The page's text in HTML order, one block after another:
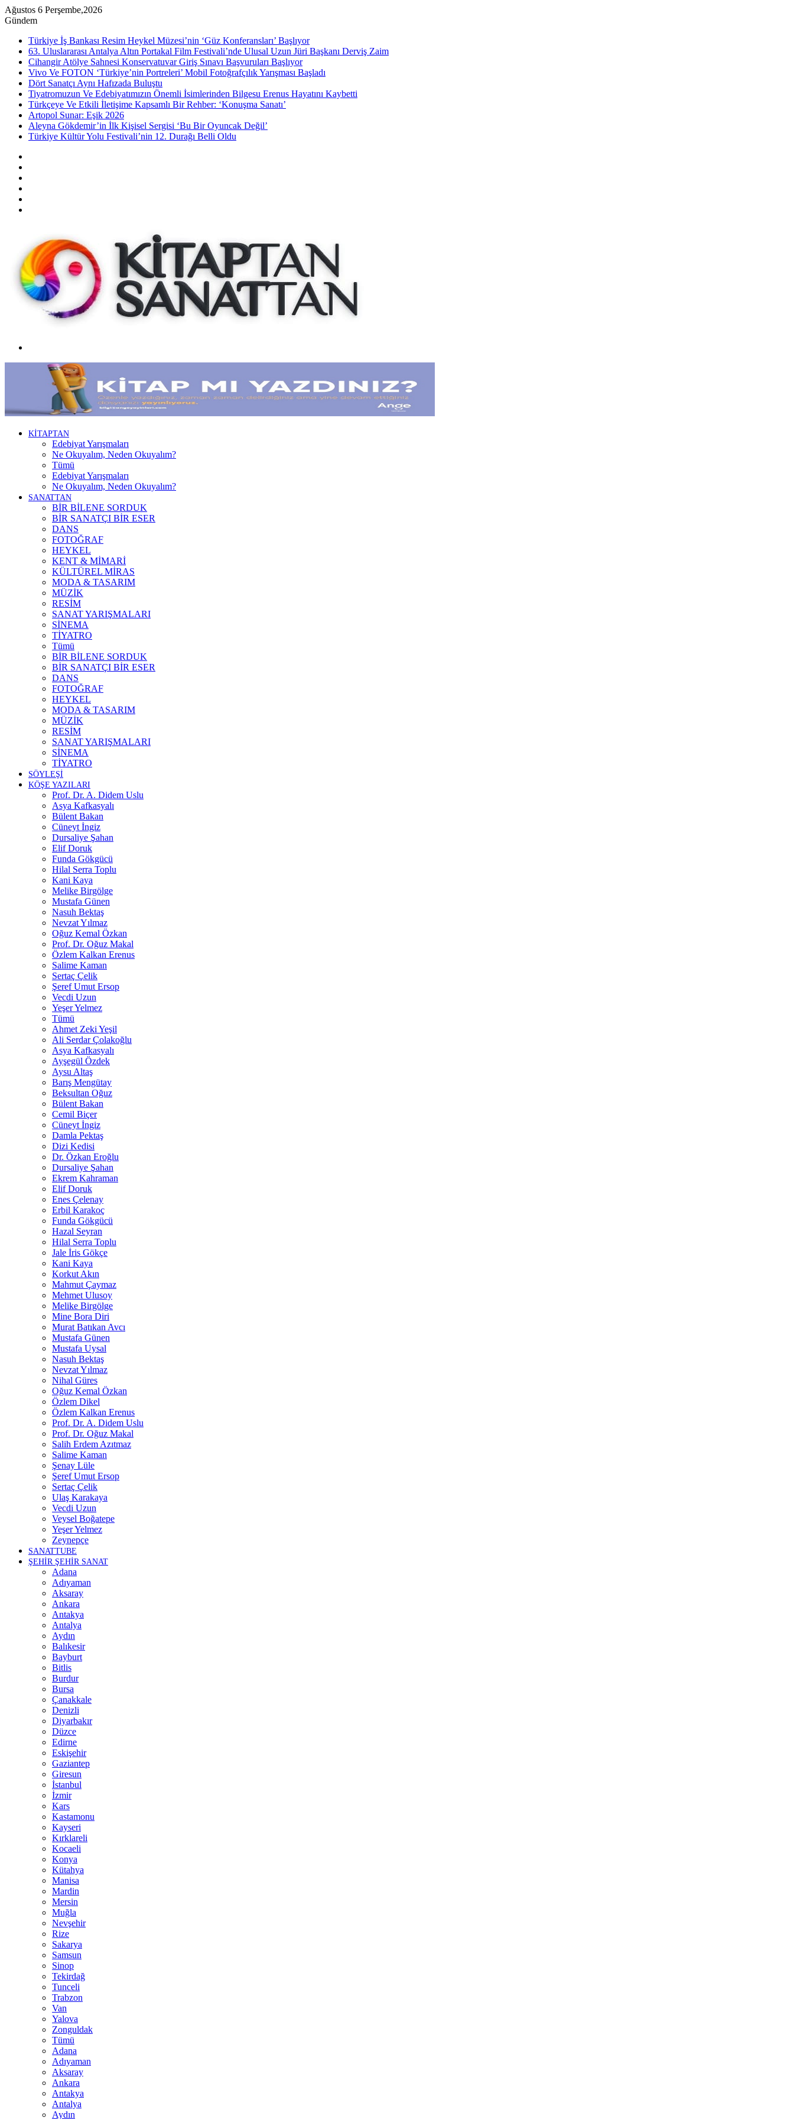
Ağustos 6 Perşembe,2026
Gündem
Türkiye İş Bankası Resim Heykel Müzesi’nin ‘Güz Konferansları’ Başlıyor
63. Uluslararası Antalya Altın Portakal Film Festivali’nde Ulusal Uzun Jüri Başkanı Derviş Zaim
Cihangir Atölye Sahnesi Konservatuvar Giriş Sınavı Başvuruları Başlıyor
Vivo Ve FOTON ‘Türkiye’nin Portreleri’ Mobil Fotoğrafçılık Yarışması Başladı
Dört Sanatçı Aynı Hafızada Buluştu
Tiyatromuzun Ve Edebiyatımızın Önemli İsimlerinden Bilgesu Erenus Hayatını Kaybetti
Türkçeye Ve Etkili İletişime Kapsamlı Bir Rehber: ‘Konuşma Sanatı’
Artopol Sunar: Eşik 2026
Aleyna Gökdemir’in İlk Kişisel Sergisi ‘Bu Bir Oyuncak Değil’
Türkiye Kültür Yolu Festivali’nin 12. Durağı Belli Oldu
KİTAPTAN
Edebiyat Yarışmaları
Ne Okuyalım, Neden Okuyalım?
Tümü
Edebiyat Yarışmaları
Ne Okuyalım, Neden Okuyalım?
SANATTAN
BİR BİLENE SORDUK
BİR SANATÇI BİR ESER
DANS
FOTOĞRAF
HEYKEL
KENT & MİMARİ
KÜLTÜREL MİRAS
MODA & TASARIM
MÜZİK
RESİM
SANAT YARIŞMALARI
SİNEMA
TİYATRO
Tümü
BİR BİLENE SORDUK
BİR SANATÇI BİR ESER
DANS
FOTOĞRAF
HEYKEL
MODA & TASARIM
MÜZİK
RESİM
SANAT YARIŞMALARI
SİNEMA
TİYATRO
SÖYLEŞİ
KÖŞE YAZILARI
Prof. Dr. A. Didem Uslu
Asya Kafkasyalı
Bülent Bakan
Cüneyt İngiz
Dursaliye Şahan
Elif Doruk
Funda Gökgücü
Hilal Serra Toplu
Kani Kaya
Melike Birgölge
Mustafa Günen
Nasuh Bektaş
Nevzat Yılmaz
Oğuz Kemal Özkan
Prof. Dr. Oğuz Makal
Özlem Kalkan Erenus
Salime Kaman
Sertaç Çelik
Şeref Umut Ersop
Vecdi Uzun
Yeşer Yelmez
Tümü
Ahmet Zeki Yeşil
Ali Serdar Çolakoğlu
Asya Kafkasyalı
Ayşegül Özdek
Aysu Altaş
Barış Mengütay
Beksultan Oğuz
Bülent Bakan
Cemil Biçer
Cüneyt İngiz
Damla Pektaş
Dizi Kedisi
Dr. Özkan Eroğlu
Dursaliye Şahan
Ekrem Kahraman
Elif Doruk
Enes Çelenay
Erbil Karakoç
Funda Gökgücü
Hazal Seyran
Hilal Serra Toplu
Jale İris Gökçe
Kani Kaya
Korkut Akın
Mahmut Çaymaz
Mehmet Ulusoy
Melike Birgölge
Mine Bora Diri
Murat Batıkan Avcı
Mustafa Günen
Mustafa Uysal
Nasuh Bektaş
Nevzat Yılmaz
Nihal Güres
Oğuz Kemal Özkan
Özlem Dikel
Özlem Kalkan Erenus
Prof. Dr. A. Didem Uslu
Prof. Dr. Oğuz Makal
Salih Erdem Azıtmaz
Salime Kaman
Şenay Lüle
Şeref Umut Ersop
Sertaç Çelik
Ulaş Karakaya
Vecdi Uzun
Veysel Boğatepe
Yeşer Yelmez
Zeynepçe
SANATTUBE
ŞEHİR ŞEHİR SANAT
Adana
Adıyaman
Aksaray
Ankara
Antakya
Antalya
Aydın
Balıkesir
Bayburt
Bitlis
Burdur
Bursa
Çanakkale
Denizli
Diyarbakır
Düzce
Edirne
Eskişehir
Gaziantep
Giresun
İstanbul
İzmir
Kars
Kastamonu
Kayseri
Kırklareli
Kocaeli
Konya
Kütahya
Manisa
Mardin
Mersin
Muğla
Nevşehir
Rize
Sakarya
Samsun
Sinop
Tekirdağ
Tunceli
Trabzon
Van
Yalova
Zonguldak
Tümü
Adana
Adıyaman
Aksaray
Ankara
Antakya
Antalya
Aydın